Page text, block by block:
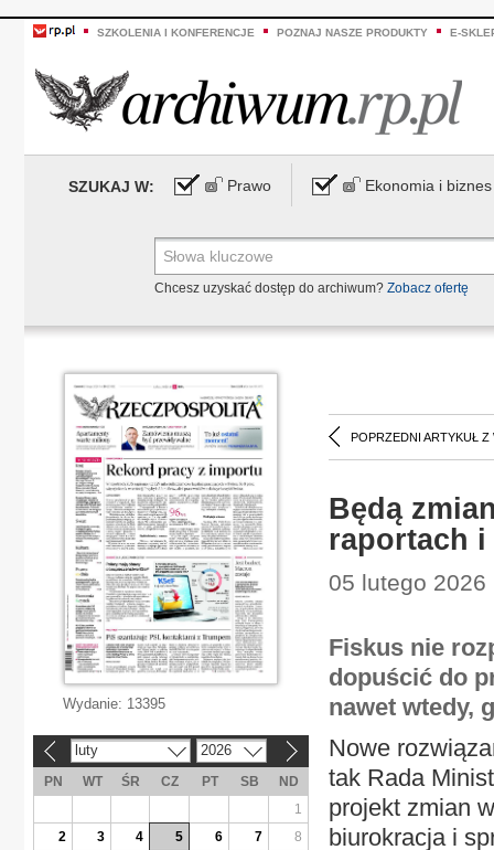
SZKOLENIA I KONFERENCJE POZNAJ NASZE PRODUKTY E-
SZUKAJ W: Prawo Ekonomia i biznes
Chcesz uzyskać dostęp do archiwum? Zobacz ofertę
POPRZEDNI ARTYKUŁ Z
Będą
raportach
05 lutego 2026
Fiskus nie
dopuścić do
nawet wtedy,
Nowe
tak Rada
projekt zmian
biurokracja i
Wydanie: 13395
luty 2026
PN WT ŚR CZ PT SB
ND
1
2
3 4 5 6 7
8